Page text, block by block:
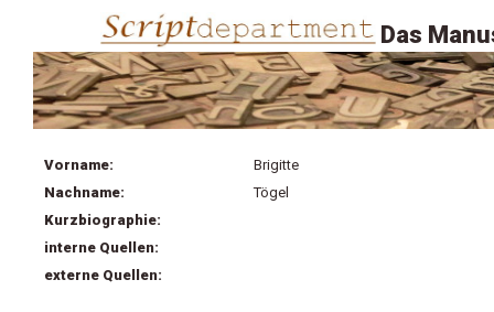
Das
Vorname:
Brigitte
Nachname:
Tögel
Kurzbiographie:
interne Quellen:
externe Quellen: